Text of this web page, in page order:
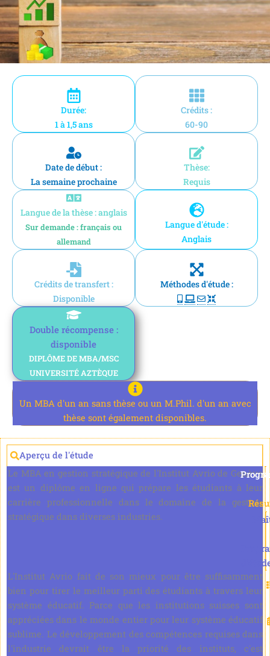
Durée:
1 à 1,5 ans
Crédits :
60-90
Date de début :
La semaine prochaine
Thèse:
Requis
Langue de la thèse : anglais
Sur demande : français ou
allemand
Langue d'étude :
Anglais
Crédits de transfert :
Disponible
Méthodes d'étude :
Double récompense :
disponible
DIPLÔME DE MBA/MSC
UNIVERSITÉ AZTÈQUE
Un MBA d'un an sans thèse ou un M.Phil. d'un an avec
thèse sont également disponibles.
Aperçu de l'étude
Le MBA en gestion stratégique de l'Institut Avrio de Genève
est un diplôme en ligne qui prépare les étudiants à leur
carrière professionnelle dans le domaine de la gestion
stratégique dans diverses industries.
L'Institut Avrio fait de son mieux pour être suffisamment
bien pour tirer le meilleur parti des étudiants à travers leur
système éducatif. Parce que les institutions suisses sont
appréciées dans le monde entier pour leur système éducatif
sublime. Le développement des compétences requises dans
l'industrie devrait être la priorité des instituts, c'est